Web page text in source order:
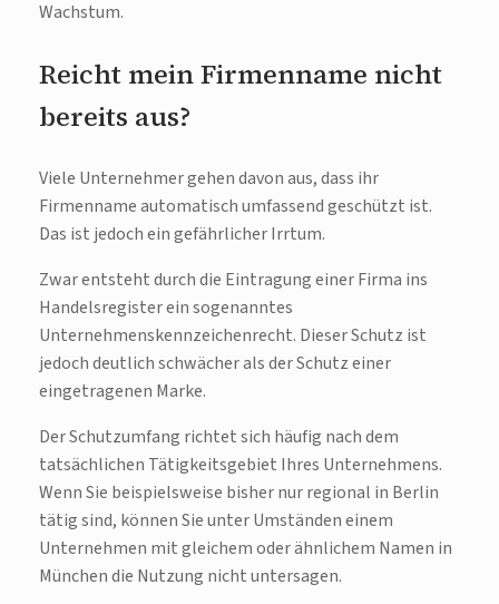
Wachstum.
Reicht mein Firmenname nicht
bereits aus?
Viele Unternehmer gehen davon aus, dass ihr
Firmenname automatisch umfassend geschützt ist.
Das ist jedoch ein gefährlicher Irrtum.
Zwar entsteht durch die Eintragung einer Firma ins
Handelsregister ein sogenanntes
Unternehmenskennzeichenrecht. Dieser Schutz ist
jedoch deutlich schwächer als der Schutz einer
eingetragenen Marke.
Der Schutzumfang richtet sich häufig nach dem
tatsächlichen Tätigkeitsgebiet Ihres Unternehmens.
Wenn Sie beispielsweise bisher nur regional in Berlin
tätig sind, können Sie unter Umständen einem
Unternehmen mit gleichem oder ähnlichem Namen in
München die Nutzung nicht untersagen.